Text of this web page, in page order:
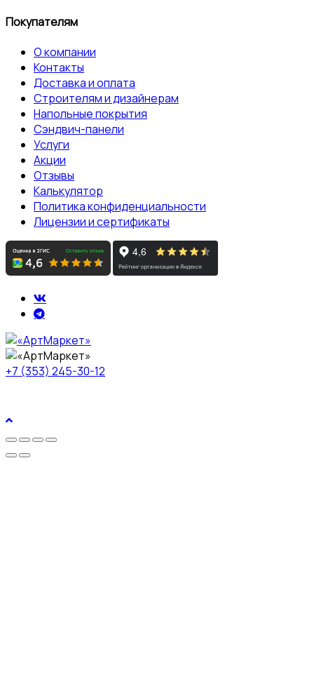
Покупателям
О компании
Контакты
Доставка и оплата
Строителям и дизайнерам
Напольные покрытия
Сэндвич-панели
Услуги
Акции
Отзывы
Калькулятор
Политика конфиденциальности
Лицензии и сертификаты
+7 (353) 245-30-12